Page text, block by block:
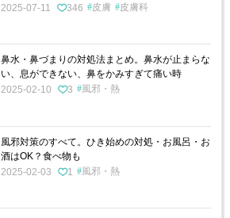
2025-07-11
346 皮膚 皮膚科
鼻水・鼻づまりの対処法まとめ。鼻水が止まらな
い、息ができない、鼻をかみすぎて痛い時
2025-02-10
3 風邪・熱
風邪対策のすべて。ひき始めの対処・お風呂・お
酒はOK？食べ物も
2025-02-03
1 風邪・熱